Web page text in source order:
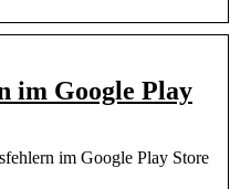
im Google Play
im Google Play Store